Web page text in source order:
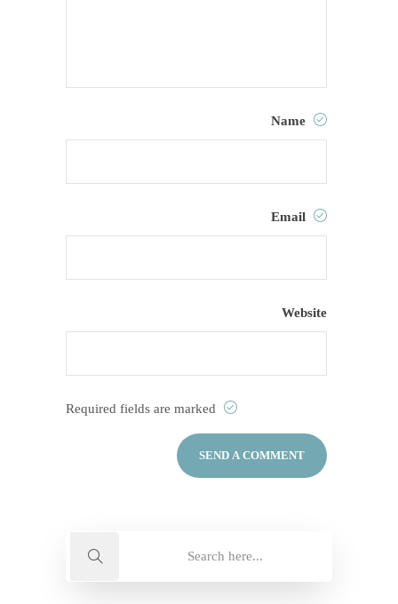
Name
Email
Website
Required fields are marked